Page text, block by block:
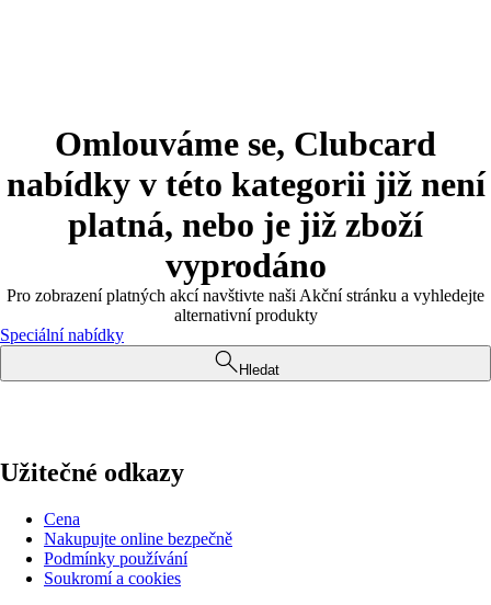
Omlouváme se, Clubcard
nabídky v této kategorii již není
platná, nebo je již zboží
vyprodáno
Pro zobrazení platných akcí navštivte naši Akční stránku a vyhledejte
alternativní produkty
Speciální nabídky
Hledat
Užitečné odkazy
Cena
Nakupujte online bezpečně
Podmínky používání
Soukromí a cookies